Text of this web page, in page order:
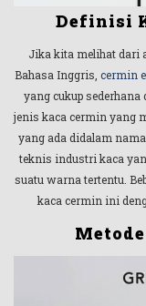
Definisi
Jika kita melihat dari
Bahasa Inggris, cermin
yang cukup
jenis kaca cermin yang
yang ada didalam
teknis industri kaca
suatu warna tertentu.
kaca cermin ini